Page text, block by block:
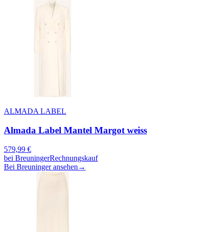
ALMADA LABEL
Almada Label Mantel Margot weiss
579,99 €
bei BreuningerRechnungskauf
Bei Breuninger ansehen →